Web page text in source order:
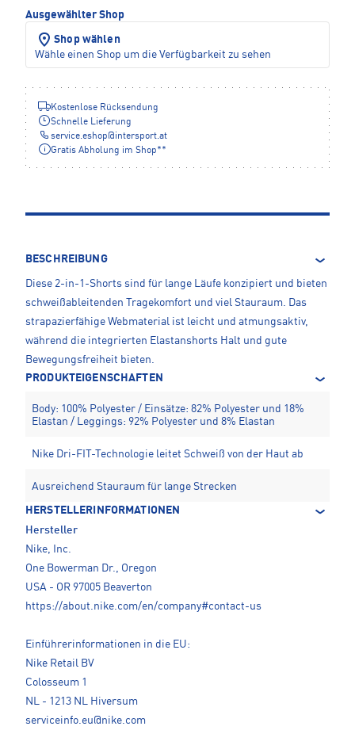
Ausgewählter Shop
Shop wählen
Wähle einen Shop um die Verfügbarkeit zu sehen
Kostenlose Rücksendung
Schnelle Lieferung
service.eshop@ intersport.at
Gratis Abholung im Shop**
BESCHREIBUNG
Diese 2-in-1-Shorts sind für lange Läufe konzipiert und bieten
schweißableitenden Tragekomfort und viel Stauraum. Das
strapazierfähige Webmaterial ist leicht und atmungsaktiv,
während die integrierten Elastanshorts Halt und gute
Bewegungsfreiheit bieten.
PRODUKTEIGENSCHAFTEN
Body: 100% Polyester / Einsätze: 82% Polyester und 18%
Elastan / Leggings: 92% Polyester und 8% Elastan
Nike Dri-FIT-Technologie leitet Schweiß von der Haut ab
Ausreichend Stauraum für lange Strecken
HERSTELLERINFORMATIONEN
Hersteller
Nike, Inc.
One Bowerman Dr., Oregon
USA - OR 97005 Beaverton
https://about.nike.com/en/company#contact-us
Einführerinformationen in die EU:
Nike Retail BV
Colosseum 1
NL - 1213 NL Hiversum
serviceinfo.eu@nike.com